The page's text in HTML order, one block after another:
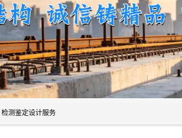
检测鉴定设计服务